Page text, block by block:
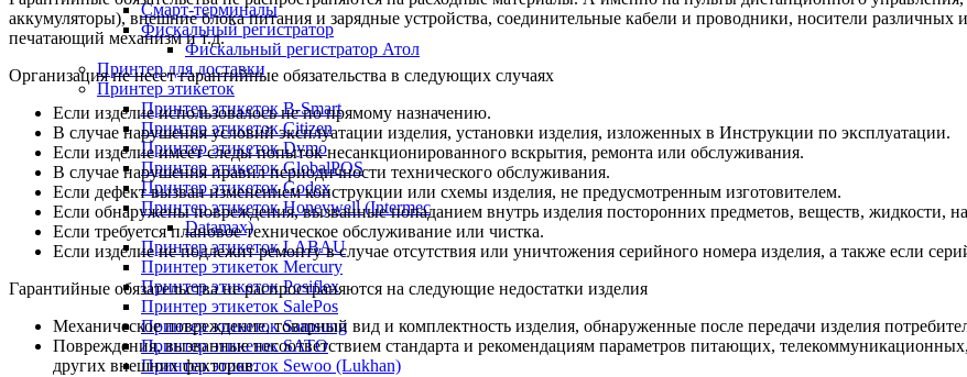
Смарт-терминалы
Фискальный регистратор
Фискальный регистратор Атол
Принтер для доставки
Принтер этикеток
Принтер этикеток B-Smart
Принтер этикеток Citizen
Принтер этикеток Dymo
Принтер этикеток GlobalPOS
Принтер этикеток Godex
Принтер этикеток Honeywell (Intermec
Datamax)
Принтер этикеток LABAU
Принтер этикеток Mercury
Принтер этикеток Posiflex
Принтер этикеток SalePos
Принтер этикеток Samsung
Принтер этикеток SATO
Принтер этикеток Sewoo (Lukhan)
аккумуляторы), внешние блока питания и зарядные устройства, соединительные кабели и проводники, носители
печатающий механизм и т.д.
Организация не несет гарантийные обязательства в следующих случаях
Если изделие использовалось не по прямому назначению.
В случае нарушения условий эксплуатации изделия, установки изделия, изложенных в Инструкции по эксплуатации.
Если изделие имеет следы попыток несанкционированного вскрытия, ремонта или обслуживания.
В случае нарушения правил периодичности технического обслуживания.
Если дефект вызван изменением конструкции или схемы изделия, не предусмотренным изготовителем.
Если обнаружены повреждения, вызванные попаданием внутрь изделия посторонних предметов, веществ, жидкости,
Если требуется плановое техническое обслуживание или чистка.
Если изделие не подлежит ремонту в случае отсутствия или уничтожения серийного номера изделия, а также если
Гарантийные обязательства не распространяются на следующие недостатки изделия
Механическое повреждение, товарный вид и комплектность изделия, обнаруженные после передачи изделия
Повреждения, вызванные несоответствием стандарта и рекомендациям параметров питающих,
других внешних факторов.